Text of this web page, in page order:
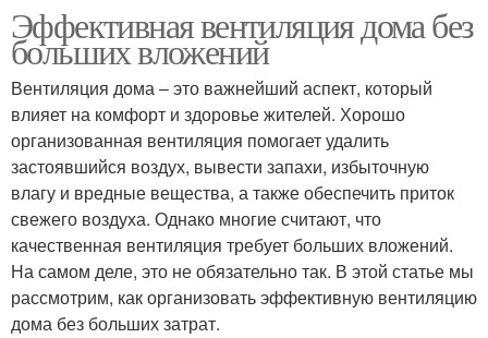
Эффективная вентиляция дома без
больших вложений
Вентиляция дома – это важнейший аспект, который
влияет на комфорт и здоровье жителей. Хорошо
организованная вентиляция помогает удалить
застоявшийся воздух, вывести запахи, избыточную
влагу и вредные вещества, а также обеспечить приток
свежего воздуха. Однако многие считают, что
качественная вентиляция требует больших вложений.
На самом деле, это не обязательно так. В этой статье мы
рассмотрим, как организовать эффективную вентиляцию
дома без больших затрат.